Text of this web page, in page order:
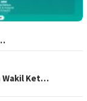
Wakil Ket…